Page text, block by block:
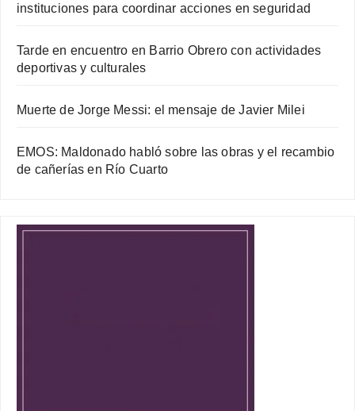
instituciones para coordinar acciones en seguridad
Tarde en encuentro en Barrio Obrero con actividades
deportivas y culturales
Muerte de Jorge Messi: el mensaje de Javier Milei
EMOS: Maldonado habló sobre las obras y el recambio
de cañerías en Río Cuarto